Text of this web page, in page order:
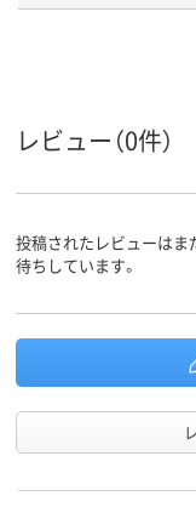
カラーグ
ホワイト系
アスクル
レビュー（0件）
投稿されたレビューはま
待ちしています。